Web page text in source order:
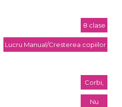
8 clase
Lucru Manual/Cresterea copiilor
Corbi,
Nu